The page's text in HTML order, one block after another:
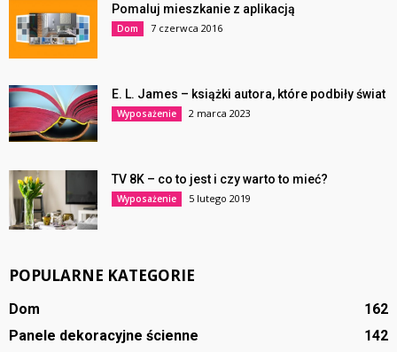
Pomaluj mieszkanie z aplikacją
Dom 7 czerwca 2016
E. L. James – książki autora, które podbiły świat
Wyposażenie 2 marca 2023
TV 8K – co to jest i czy warto to mieć?
Wyposażenie 5 lutego 2019
POPULARNE KATEGORIE
Dom
162
Panele dekoracyjne ścienne
142